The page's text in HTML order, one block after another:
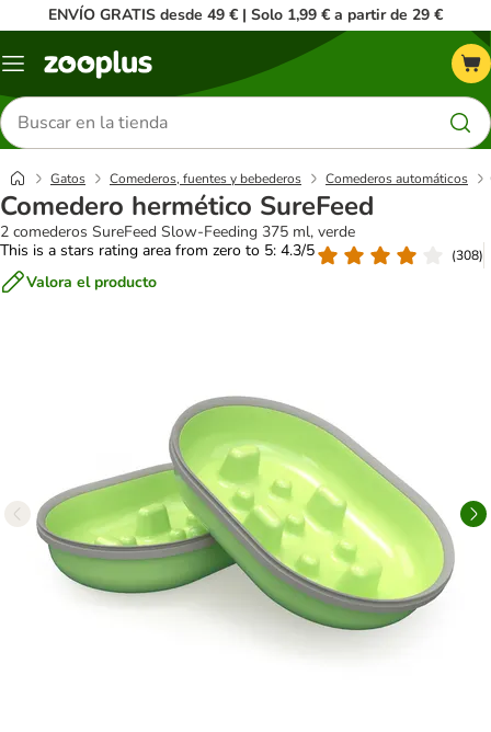
ENVÍO GRATIS desde 49 € | Solo 1,99 € a partir de 29 €
Menú
Buscar
productos
Gatos Comederos, fuentes y bebederos Comederos automáticos
Comedero hermético SureFeed
2 comederos SureFeed Slow-Feeding 375 ml, verde
This is a stars rating area from zero to 5: 4.3/5
(308)
Valora el producto